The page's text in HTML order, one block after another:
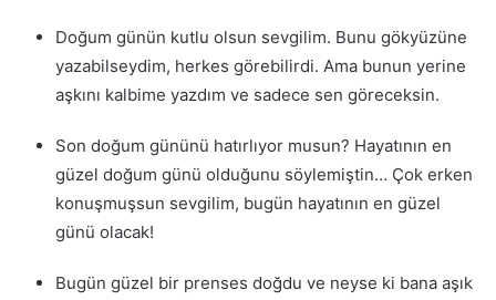
Doğum günün kutlu olsun sevgilim. Bunu gökyüzüne
yazabilseydim, herkes görebilirdi. Ama bunun yerine
aşkını kalbime yazdım ve sadece sen göreceksin.
Son doğum gününü hatırlıyor musun? Hayatının en
güzel doğum günü olduğunu söylemiştin… Çok erken
konuşmuşsun sevgilim, bugün hayatının en güzel
günü olacak!
Bugün güzel bir prenses doğdu ve neyse ki bana aşık